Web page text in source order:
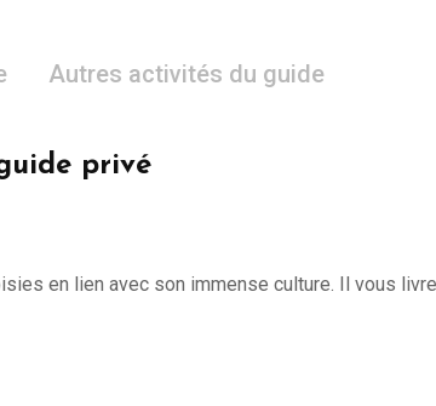
Autres activités du guide
privé
en lien avec son immense culture. Il vous